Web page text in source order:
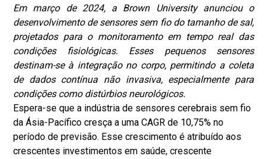
Em março de 2024, a Brown University anunciou o
desenvolvimento de sensores sem fio do tamanho de sal,
projetados para o monitoramento em tempo real das
condições fisiológicas. Esses pequenos sensores
destinam-se à integração no corpo, permitindo a coleta
de dados contínua não invasiva, especialmente para
condições como distúrbios neurológicos.
Espera-se que a indústria de sensores cerebrais sem fio
da Ásia-Pacífico cresça a uma CAGR de 10,75% no
período de previsão. Esse crescimento é atribuído aos
crescentes investimentos em saúde, crescente